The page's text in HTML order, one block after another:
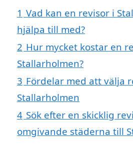
1 Vad kan en revisor i
hjälpa till med?
2 Hur mycket kostar en
Stallarholmen?
3 Fördelar med att välja
Stallarholmen
4 Sök efter en skicklig
omgivande städerna till